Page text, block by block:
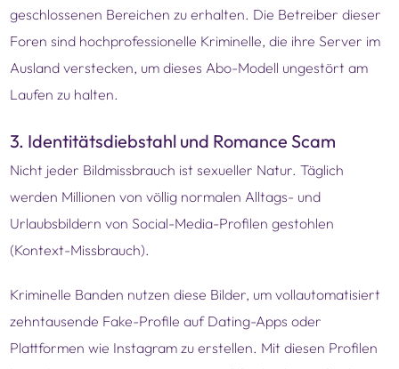
geschlossenen Bereichen zu erhalten. Die Betreiber dieser
Foren sind hochprofessionelle Kriminelle, die ihre Server im
Ausland verstecken, um dieses Abo-Modell ungestört am
Laufen zu halten.
3. Identitätsdiebstahl und Romance Scam
Nicht jeder Bildmissbrauch ist sexueller Natur. Täglich
werden Millionen von völlig normalen Alltags- und
Urlaubsbildern von Social-Media-Profilen gestohlen
(Kontext-Missbrauch).
Kriminelle Banden nutzen diese Bilder, um vollautomatisiert
zehntausende Fake-Profile auf Dating-Apps oder
Plattformen wie Instagram zu erstellen. Mit diesen Profilen